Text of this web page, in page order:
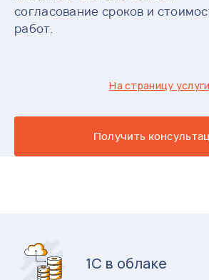
согласование сроков и
работ.
На страницу услуги
Получить
1С в облаке